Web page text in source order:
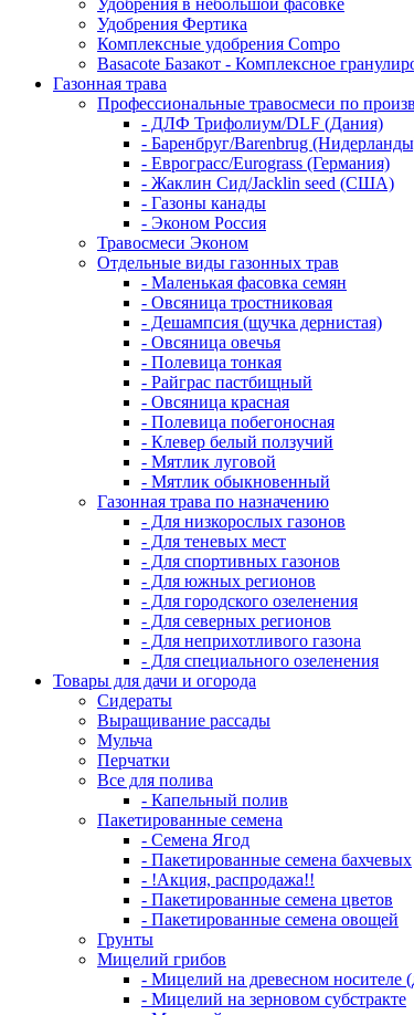
Удобрения в небольшой фасовке
Удобрения Фертика
Комплексные удобрения Compo
Basacote Базакот - Комплексное
Газонная трава
Профессиональные травосмеси по
- ДЛФ Трифолиум/DLF (Дания)
- Баренбруг/Barenbrug
- Еврограсс/Eurograss (Германия)
- Жаклин Сид/Jacklin seed (США)
- Газоны канады
- Эконом Россия
Травосмеси Эконом
Отдельные виды газонных трав
- Маленькая фасовка семян
- Овсяница тростниковая
- Дешампсия (щучка дернистая)
- Овсяница овечья
- Полевица тонкая
- Райграс пастбищный
- Овсяница красная
- Полевица побегоносная
- Клевер белый ползучий
- Мятлик луговой
- Мятлик обыкновенный
Газонная трава по назначению
- Для низкорослых газонов
- Для теневых мест
- Для спортивных газонов
- Для южных регионов
- Для городского озеленения
- Для северных регионов
- Для неприхотливого газона
- Для специального озеленения
Товары для дачи и огорода
Сидераты
Выращивание рассады
Мульча
Перчатки
Все для полива
- Капельный полив
Пакетированные семена
- Семена Ягод
- Пакетированные семена бахчевых
- !Акция, распродажа!!
- Пакетированные семена цветов
- Пакетированные семена овощей
Грунты
Мицелий грибов
- Мицелий на древесном носителе
- Мицелий на зерновом субстракте